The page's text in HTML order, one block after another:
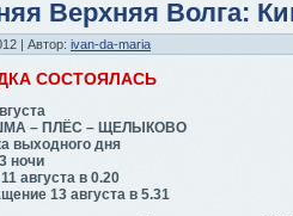
Верхняя Волга:
| Автор: ivan-da-maria
СОСТОЯЛАСЬ
– ПЛЁС – ЩЕЛЫКОВО
выходного дня
ночи
августа в 0.20
13 августа в 5.31